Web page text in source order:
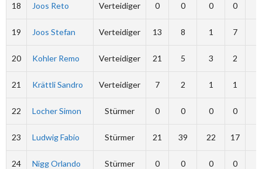
18 Joos Reto Verteidiger 0 0 0 0
19 Joos Stefan Verteidiger 13 8 1 7
20 Kohler Remo Verteidiger 21 5 3 2
21 Krättli Sandro Verteidiger 7 2 1 1
22 Locher Simon Stürmer 0 0 0 0
23 Ludwig Fabio Stürmer 21 39 22 17
24 Nigg Orlando Stürmer 0 0 0 0